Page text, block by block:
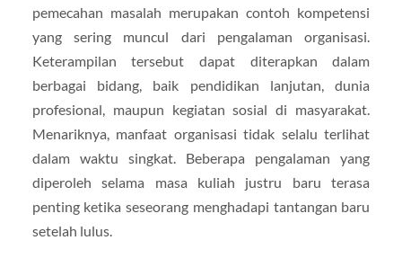
pemecahan masalah merupakan contoh kompetensi
yang sering muncul dari pengalaman organisasi.
Keterampilan tersebut dapat diterapkan dalam
berbagai bidang, baik pendidikan lanjutan, dunia
profesional, maupun kegiatan sosial di masyarakat.
Menariknya, manfaat organisasi tidak selalu terlihat
dalam waktu singkat. Beberapa pengalaman yang
diperoleh selama masa kuliah justru baru terasa
penting ketika seseorang menghadapi tantangan baru
setelah lulus.